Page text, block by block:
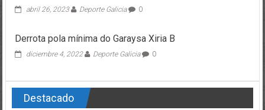
abril 26, 2023 Deporte Galicia 0
Derrota pola mínima do Garaysa Xiria B
diciembre 4, 2022 Deporte Galicia 0
Destacado